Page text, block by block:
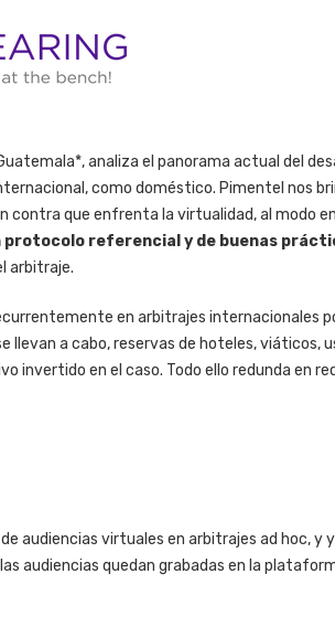
analiza el panorama actual del
como doméstico. Pimentel nos
contra que enfrenta la virtualidad, al modo
protocolo referencial y de buenas
arbitraje.
en arbitrajes internacionales
llevan a cabo, reservas de hoteles, viáticos,
invertido en el caso. Todo ello redunda en
audiencias virtuales en arbitrajes ad hoc, y
audiencias quedan grabadas en la